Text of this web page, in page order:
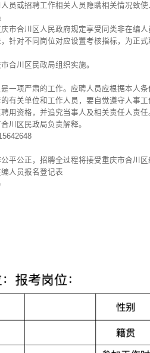
员或招聘工作相关人员隐瞒相关情况致
市合川区人民政府规定享受同类非在编
针对不同岗位对应设置考核指标，为正
合川区民政局组织实施。
一项严肃的工作。应聘人员应根据本人
有关单位和工作人员，要自觉遵守人事
用资格，并追究当事人及相关责任人责任
川区民政局负责解释。
平公正，招聘全过程将接受重庆市合川
人员报名登记表